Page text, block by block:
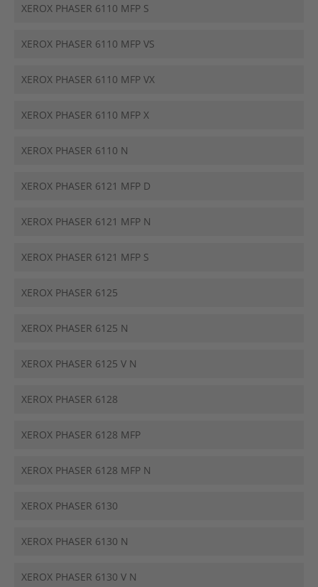
XEROX PHASER 6110 MFP S
XEROX PHASER 6110 MFP VS
XEROX PHASER 6110 MFP VX
XEROX PHASER 6110 MFP X
XEROX PHASER 6110 N
XEROX PHASER 6121 MFP D
XEROX PHASER 6121 MFP N
XEROX PHASER 6121 MFP S
XEROX PHASER 6125
XEROX PHASER 6125 N
XEROX PHASER 6125 V N
XEROX PHASER 6128
XEROX PHASER 6128 MFP
XEROX PHASER 6128 MFP N
XEROX PHASER 6130
XEROX PHASER 6130 N
XEROX PHASER 6130 V N